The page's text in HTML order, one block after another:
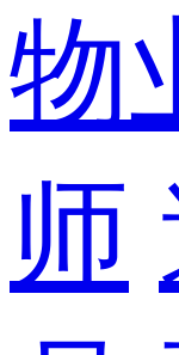
物
师